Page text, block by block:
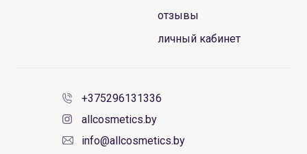
отзывы
личный кабинет
+375296131336
allcosmetics.by
info@allcosmetics.by